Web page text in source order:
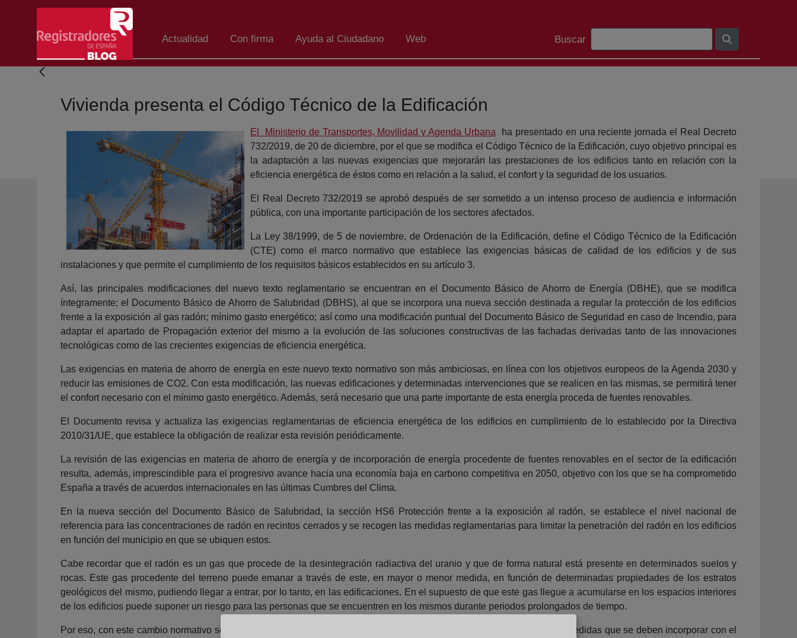
Saltar al contenido principal
Actualidad Con firma Ayuda al Ciudadano Web
Barra de búsqueda
Buscar
Vivienda presenta el Código Técnico de la Edificación
El Ministerio de Transportes, Movilidad y Agenda Urbana ha presentado en una reciente jornada el Real Decreto
732/2019, de 20 de diciembre, por el que se modifica el Código Técnico de la Edificación, cuyo objetivo principal es
la adaptación a las nuevas exigencias que mejorarán las prestaciones de los edificios tanto en relación con la
eficiencia energética de éstos como en relación a la salud, el confort y la seguridad de los usuarios.
El Real Decreto 732/2019 se aprobó después de ser sometido a un intenso proceso de audiencia e información
pública, con una importante participación de los sectores afectados.
La Ley 38/1999, de 5 de noviembre, de Ordenación de la Edificación, define el Código Técnico de la Edificación
(CTE) como el marco normativo que establece las exigencias básicas de calidad de los edificios y de sus
instalaciones y que permite el cumplimiento de los requisitos básicos establecidos en su artículo 3.
Así, las principales modificaciones del nuevo texto reglamentario se encuentran en el Documento Básico de Ahorro de Energía (DBHE), que se modifica
íntegramente; el Documento Básico de Ahorro de Salubridad (DBHS), al que se incorpora una nueva sección destinada a regular la protección de los edificios
frente a la exposición al gas radón; mínimo gasto energético; así como una modificación puntual del Documento Básico de Seguridad en caso de Incendio, para
adaptar el apartado de Propagación exterior del mismo a la evolución de las soluciones constructivas de las fachadas derivadas tanto de las innovaciones
tecnológicas como de las crecientes exigencias de eficiencia energética.
Las exigencias en materia de ahorro de energía en este nuevo texto normativo son más ambiciosas, en línea con los objetivos europeos de la Agenda 2030 y
reducir las emisiones de CO2. Con esta modificación, las nuevas edificaciones y determinadas intervenciones que se realicen en las mismas, se permitirá tener
el confort necesario con el mínimo gasto energético. Además, será necesario que una parte importante de esta energía proceda de fuentes renovables.
El Documento revisa y actualiza las exigencias reglamentarias de eficiencia energética de los edificios en cumplimiento de lo establecido por la Directiva
2010/31/UE, que establece la obligación de realizar esta revisión periódicamente.
La revisión de las exigencias en materia de ahorro de energía y de incorporación de energía procedente de fuentes renovables en el sector de la edificación
resulta, además, imprescindible para el progresivo avance hacia una economía baja en carbono competitiva en 2050, objetivo con los que se ha comprometido
España a través de acuerdos internacionales en las últimas Cumbres del Clima.
En la nueva sección del Documento Básico de Salubridad, la sección HS6 Protección frente a la exposición al radón, se establece el nivel nacional de
referencia para las concentraciones de radón en recintos cerrados y se recogen las medidas reglamentarias para limitar la penetración del radón en los edificios
en función del municipio en que se ubiquen estos.
Cabe recordar que el radón es un gas que procede de la desintegración radiactiva del uranio y que de forma natural está presente en determinados suelos y
rocas. Este gas procedente del terreno puede emanar a través de este, en mayor o menor medida, en función de determinadas propiedades de los estratos
geológicos del mismo, pudiendo llegar a entrar, por lo tanto, en las edificaciones. En el supuesto de que este gas llegue a acumularse en los espacios interiores
de los edificios puede suponer un riesgo para las personas que se encuentren en los mismos durante periodos prolongados de tiempo.
Por eso, con este cambio normativo se atiende a la protección de la salud de las personas, estableciendo una serie de medidas que se deben incorporar con el